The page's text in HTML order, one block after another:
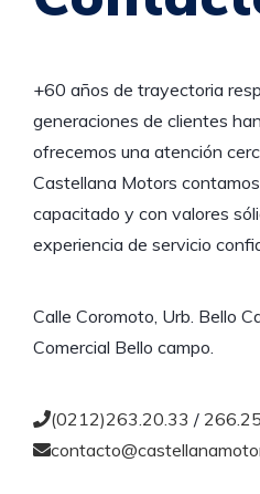
+60 años de trayectoria
generaciones de clientes
ofrecemos una atención
Castellana Motors
capacitado y con valores
experiencia de servicio
Calle Coromoto, Urb. Bello
Comercial Bello campo.
(0212)263.20.33 /